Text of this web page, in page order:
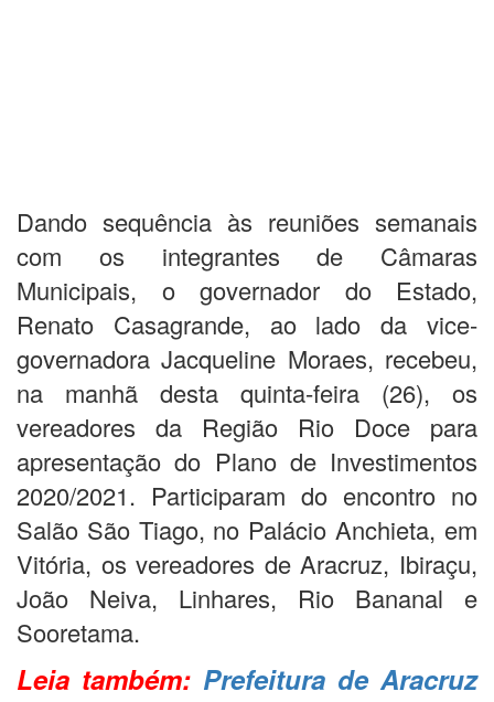
Dando sequência às reuniões semanais
com os integrantes de Câmaras
Municipais, o governador do Estado,
Renato Casagrande, ao lado da vice-
governadora Jacqueline Moraes, recebeu,
na manhã desta quinta-feira (26), os
vereadores da Região Rio Doce para
apresentação do Plano de Investimentos
2020/2021. Participaram do encontro no
Salão São Tiago, no Palácio Anchieta, em
Vitória, os vereadores de Aracruz, Ibiraçu,
João Neiva, Linhares, Rio Bananal e
Sooretama.
Leia também: Prefeitura de Aracruz